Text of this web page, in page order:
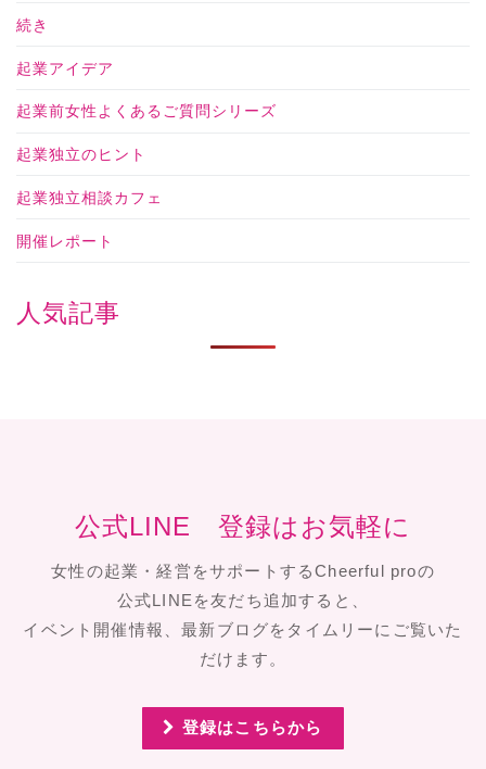
続き
起業アイデア
起業前女性よくあるご質問シリーズ
起業独立のヒント
起業独立相談カフェ
開催レポート
人気記事
公式LINE 登録はお気軽に
女性の起業・経営をサポートするCheerful proの
公式LINEを友だち追加すると、
イベント開催情報、最新ブログをタイムリーにご覧いた
だけます。
登録はこちらから